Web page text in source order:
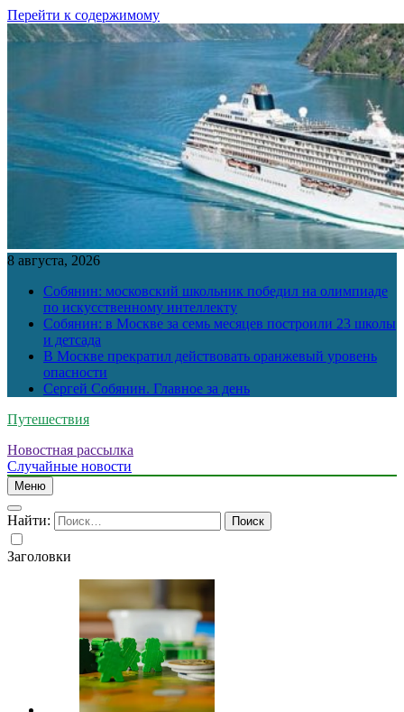
Перейти к содержимому
8 августа, 2026
Собянин: московский школьник победил на олимпиаде
по искусственному интеллекту
Собянин: в Москве за семь месяцев построили 23 школы
и детсада
В Москве прекратил действовать оранжевый уровень
опасности
Сергей Собянин. Главное за день
Путешествия
Новостная рассылка
Случайные новости
Меню
Найти:
Заголовки